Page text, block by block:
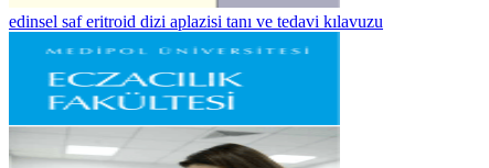
edinsel saf eritroid dizi aplazisi tanı ve tedavi kılavuzu